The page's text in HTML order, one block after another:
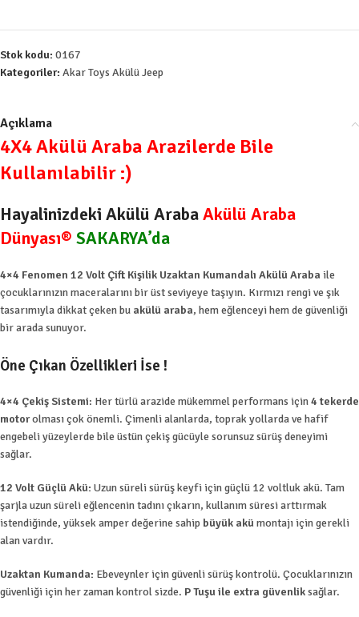
Stok kodu: 0167
Kategoriler: Akar Toys Akülü Jeep
Açıklama
4X4 Akülü Araba Arazilerde Bile
Kullanılabilir :)
Hayalinizdeki Akülü ArabaAkülü Araba
Dünyası® SAKARYA’da
4×4 Fenomen 12 Volt Çift Kişilik Uzaktan Kumandalı Akülü Araba ile
çocuklarınızın maceralarını bir üst seviyeye taşıyın. Kırmızı rengi ve şık
tasarımıyla dikkat çeken bu akülü araba, hem eğlenceyi hem de güvenliği
bir arada sunuyor.
Öne Çıkan Özellikleri İse !
4×4 Çekiş Sistemi: Her türlü arazide mükemmel performans için4 tekerde
motorolması çok önemli. Çimenli alanlarda, toprak yollarda ve hafif
engebeli yüzeylerde bile üstün çekiş gücüyle sorunsuz sürüş deneyimi
sağlar.
12 Volt Güçlü Akü: Uzun süreli sürüş keyfi için güçlü 12 voltluk akü. Tam
şarjla uzun süreli eğlencenin tadını çıkarın, kullanım süresi arttırmak
istendiğinde, yüksek amper değerine sahip büyük akü montajı için gerekli
alan vardır.
Uzaktan Kumanda: Ebeveynler için güvenli sürüş kontrolü. Çocuklarınızın
güvenliği için her zaman kontrol sizde. P Tuşu ile extra güvenliksağlar.